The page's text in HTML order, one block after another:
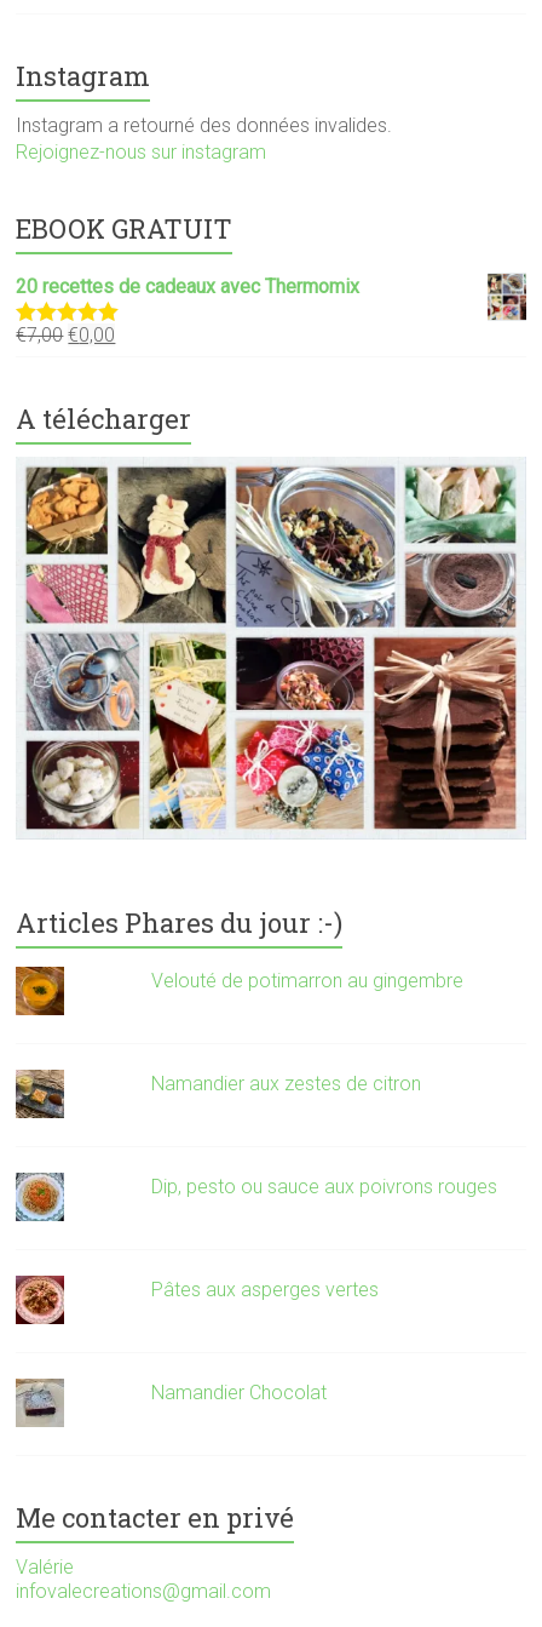
Instagram
Instagram a retourné des données invalides.
Rejoignez-nous sur instagram
EBOOK GRATUIT
20 recettes de cadeaux avec Thermomix
Note5.00
€7,00 €0,00
A télécharger
Articles Phares du jour :-)
Velouté de potimarron au gingembre
Namandier aux zestes de citron
Dip, pesto ou sauce aux poivrons rouges
Pâtes aux asperges vertes
Namandier Chocolat
Me contacter en privé
Valérie
infovalecreations@gmail.com